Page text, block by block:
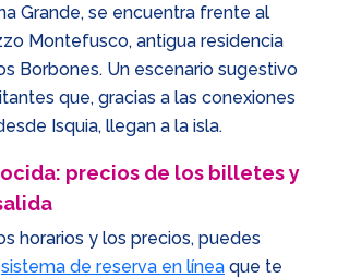
Grande, se encuentra frente al
Montefusco, antigua residencia
Borbones. Un escenario sugestivo
que, gracias a las conexiones
Isquia, llegan a la isla.
precios de los billetes y
horarios y los precios, puedes
sistema de reserva en línea que te